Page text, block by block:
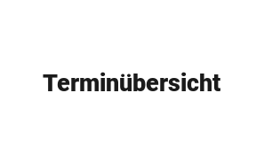
Terminübersicht